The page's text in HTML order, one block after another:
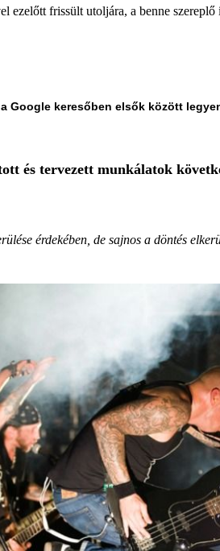
ezelőtt frissült utoljára, a benne
Google keresőben elsők között
és tervezett munkálatok
érdekében, de sajnos a döntés